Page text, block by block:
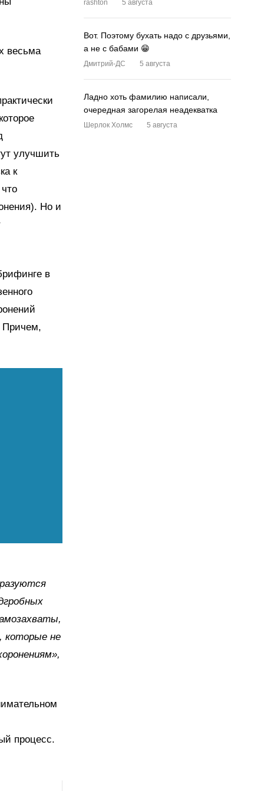
весьма
улучшить
к
Но и
в
Причем,
которые не
процесс.
rashton 5 августа
Вот. Поэтому бухать надо с друзьями,
а не с бабами 😁
Дмитрий-ДС 5 августа
Ладно хоть фамилию написали,
очередная загорелая неадекватка
Шерлок Холмс 5 августа